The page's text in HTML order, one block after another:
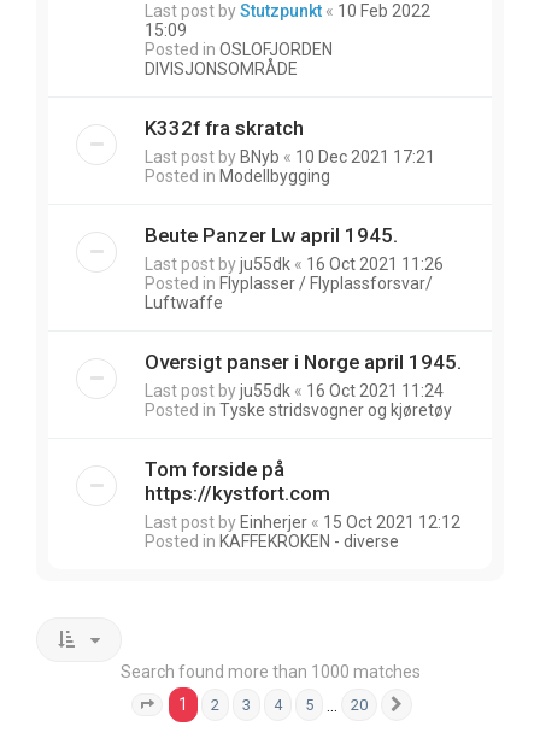
Last post byStutzpunkt « 10 Feb 2022
15:09
Posted in OSLOFJORDEN
DIVISJONSOMRÅDE
K332f fra skratch
Last post by BNyb « 10 Dec 2021 17:21
Posted in Modellbygging
Beute Panzer Lw april 1945.
Last post byju55dk « 16 Oct 2021 11:26
Posted in Flyplasser / Flyplassforsvar/
Luftwaffe
Oversigt panser i Norge april 1945.
Last post byju55dk « 16 Oct 2021 11:24
Posted in Tyske stridsvogner og kjøretøy
Tom forside på
https://kystfort.com
Last post by Einherjer « 15 Oct 2021 12:12
Posted in KAFFEKROKEN - diverse
Search found more than 1000 matches
Page 1 of 20
1 2 3 4 5 20